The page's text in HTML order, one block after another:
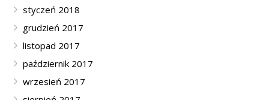
styczeń 2018
grudzień 2017
listopad 2017
październik 2017
wrzesień 2017